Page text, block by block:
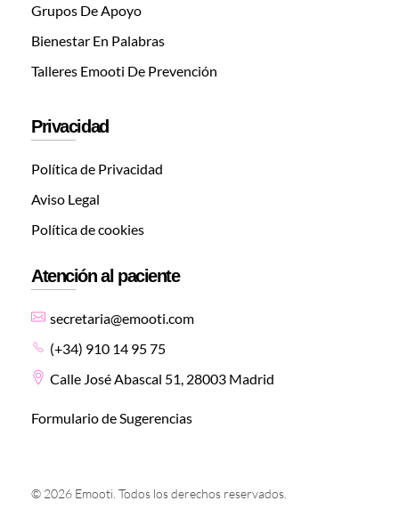
Grupos De Apoyo
Bienestar En Palabras
Talleres Emooti De Prevención
Privacidad
Política de Privacidad
Aviso Legal
Política de cookies
Atención al paciente
secretaria@emooti.com
(+34) 910 14 95 75
Calle José Abascal 51, 28003 Madrid
Formulario de Sugerencias
© 2026 Emooti. Todos los derechos reservados.